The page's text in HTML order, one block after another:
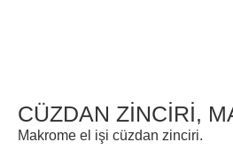
CÜZDAN ZINCIRI,
Makrome el işi cüzdan zinciri.